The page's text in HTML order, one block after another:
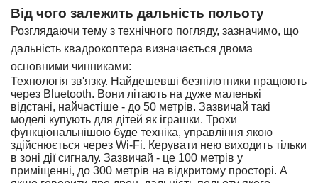
Від чого залежить дальність польоту
Розглядаючи тему з технічного погляду, зазначимо, що
дальність квадрокоптера визначається двома
основними чинниками:
Технологія зв'язку. Найдешевші безпілотники працюють
через Bluetooth. Вони літають на дуже маленькі
відстані, найчастіше - до 50 метрів. Зазвичай такі
моделі купують для дітей як іграшки. Трохи
функціональнішою буде техніка, управління якою
здійснюється через Wi-Fi. Керувати нею виходить тільки
в зоні дії сигналу. Зазвичай - це 100 метрів у
приміщенні, до 300 метрів на відкритому просторі. А